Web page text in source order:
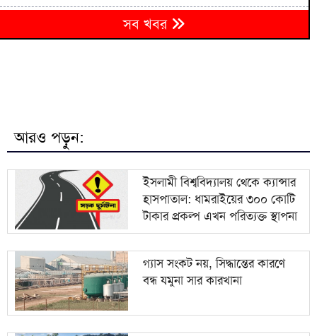
শিশু সুরক্ষায় ব্যর্থতায় মেটাকে ৯৪২ মিলিয়ন জরিমানা
৯ দুবাইয়ে আ. লীগের নেতাদের বিপুল সম্পদের তথ্য
১০ পাকিস্তানে বিদেশি গণমাধ্যমে নতুন বিধিনিষেধ
সব খবর
আরও পড়ুন:
ইসলামী বিশ্ববিদ্যালয় থেকে ক্যান্সার
হাসপাতাল: ধামরাইয়ের ৩০০ কোটি
টাকার প্রকল্প এখন পরিত্যক্ত স্থাপনা
গ্যাস সংকট নয়, সিদ্ধান্তের কারণে
বন্ধ যমুনা সার কারখানা